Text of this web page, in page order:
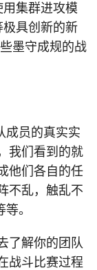
用集群进攻模
极具创新的新
墨守成规的战
成员的真实实
我们看到的就
他们各自的任
不乱，触乱不
。
了解你的团队
战斗比赛过程